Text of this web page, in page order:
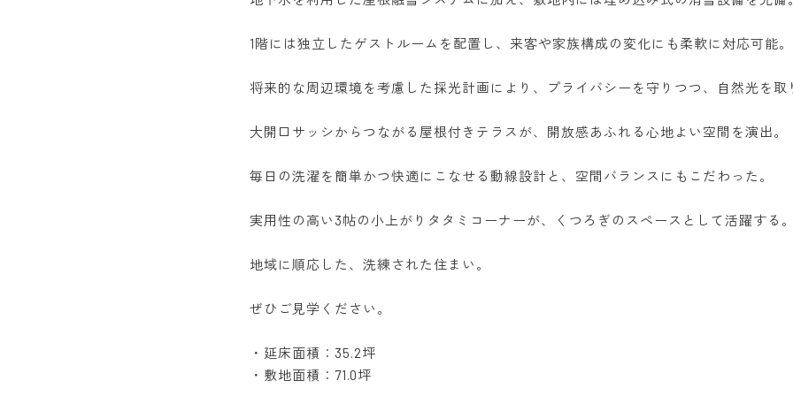
1階には独立したゲストルームを配置し、来客や家族構成の変化にも柔軟に対応可能。
将来的な周辺環境を考慮した採光計画により、プライバシーを守りつつ、自然光を取
大開口サッシからつながる屋根付きテラスが、開放感あふれる心地よい空間を演出。
毎日の洗濯を簡単かつ快適にこなせる動線設計と、空間バランスにもこだわった。
実用性の高い3帖の小上がりタタミコーナーが、くつろぎのスペースとして活躍する。
地域に順応した、洗練された住まい。
ぜひご見学ください。
・延床面積：35.2坪
・敷地面積：71.0坪